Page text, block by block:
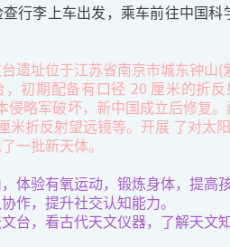
行李上车出发，乘车前往中国
遗址位于江苏省南京市城东钟山
，初期配备有口径 20 厘米的折
侵略军破坏，新中国成立后修复
米折反射望远镜等。开展 了对太
一批新天体。
体验有氧运动，锻炼身体，提高
作，提升社交认知能力。
台，看古代天文仪器，了解天文